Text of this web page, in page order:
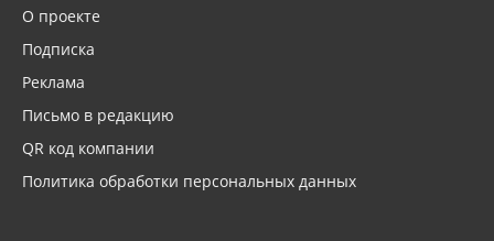
О проекте
Подписка
Реклама
Письмо в редакцию
QR код компании
Политика обработки персональных данных